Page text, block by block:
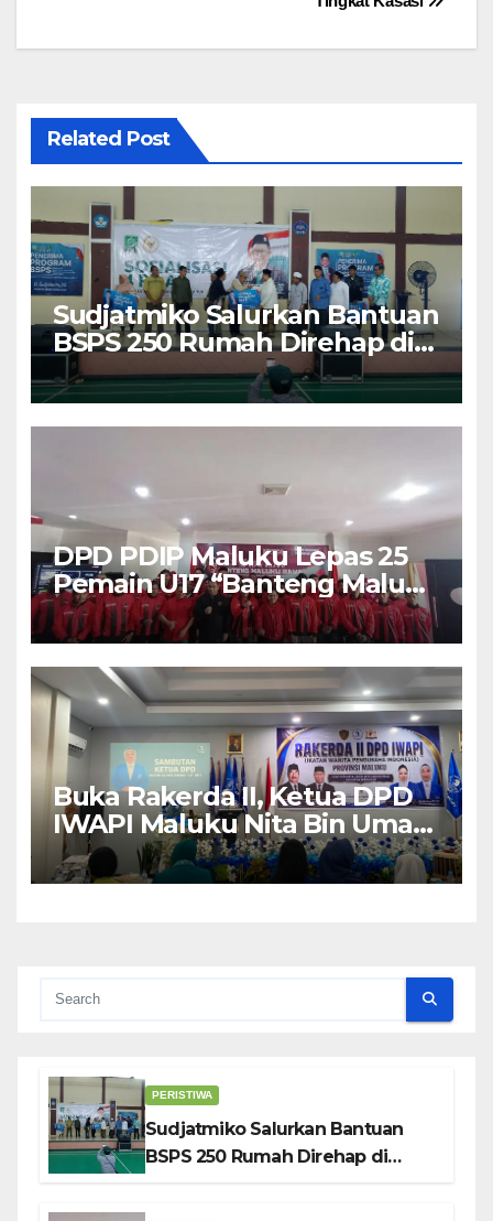
Related Post
Sudjatmiko Salurkan Bantuan
BSPS 250 Rumah Direhap di
Depok
DPD PDIP Maluku Lepas 25
Pemain U17 “Banteng Maluku
Raya” ke Sokerano Cup di
Jawa Timur
Buka Rakerda II, Ketua DPD
IWAPI Maluku Nita Bin Umar:
Perempuan Pengusaha Pilar
Penggerak UMKM
PERISTIWA
Sudjatmiko Salurkan Bantuan
BSPS 250 Rumah Direhap di